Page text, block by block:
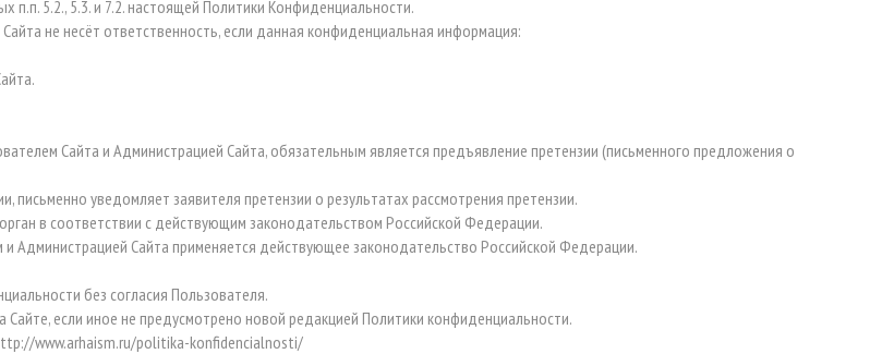
п.п. 5.2., 5.3. и 7.2. настоящей Политики Конфиденциальности.
не несёт ответственность, если данная конфиденциальная информация:
Сайта и Администрацией Сайта, обязательным является предъявление претензии (письменного предложения о
уведомляет заявителя претензии о результатах рассмотрения претензии.
в соответствии с действующим законодательством Российской Федерации.
Сайта применяется действующее законодательство Российской Федерации.
без согласия Пользователя.
если иное не предусмотрено новой редакцией Политики конфиденциальности.
www.arhaism.ru/politika-konfidencialnosti/